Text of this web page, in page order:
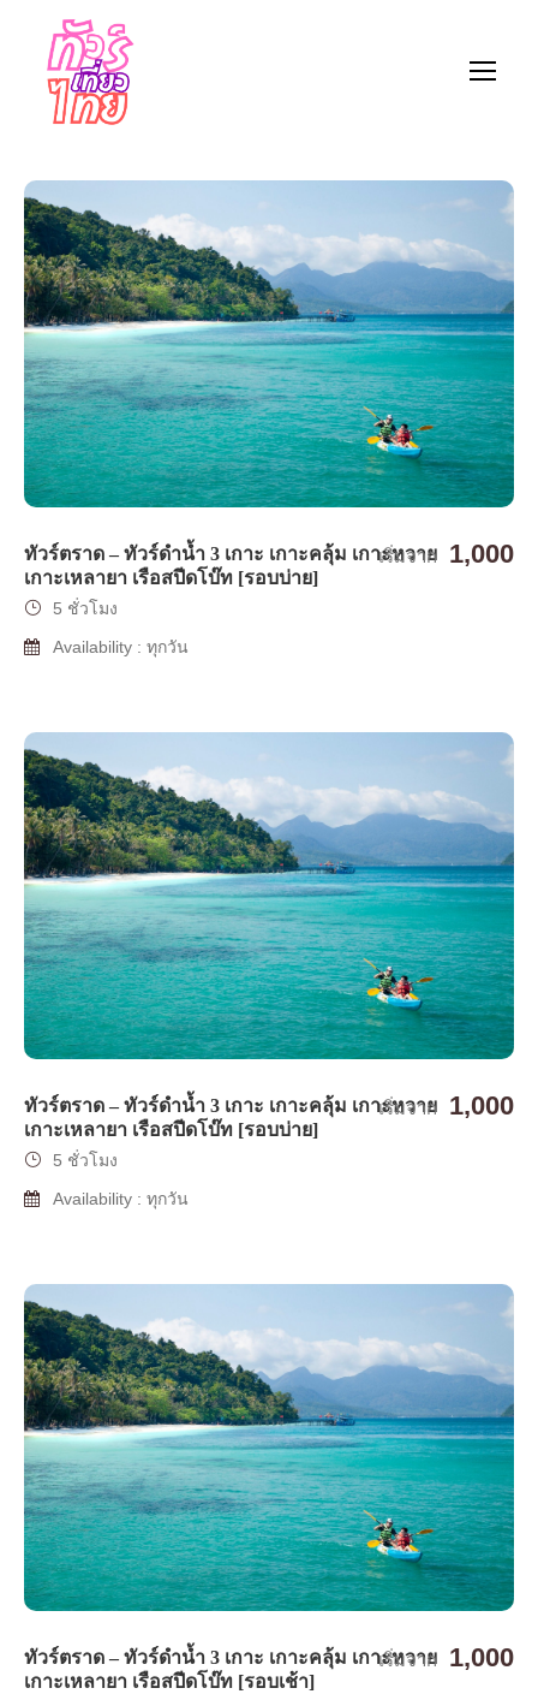
ทัวร์ตราด – ทัวร์ดำน้ำ 3 เกาะ เกาะคลุ้ม เกาะหวาย
เกาะเหลายา เรือสปีดโบ๊ท [รอบบ่าย]
เริ่มจาก 1,000
5 ชั่วโมง
Availability : ทุกวัน
ทัวร์ตราด – ทัวร์ดำน้ำ 3 เกาะ เกาะคลุ้ม เกาะหวาย
เกาะเหลายา เรือสปีดโบ๊ท [รอบบ่าย]
เริ่มจาก 1,000
5 ชั่วโมง
Availability : ทุกวัน
ทัวร์ตราด – ทัวร์ดำน้ำ 3 เกาะ เกาะคลุ้ม เกาะหวาย
เกาะเหลายา เรือสปีดโบ๊ท [รอบเช้า]
เริ่มจาก 1,000